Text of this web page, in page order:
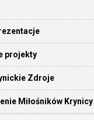
projekty
Zdroje
Miłośników Krynicy